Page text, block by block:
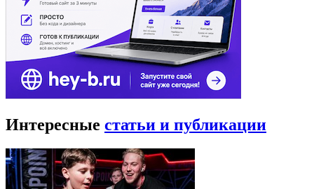
Интересные статьи и публикации